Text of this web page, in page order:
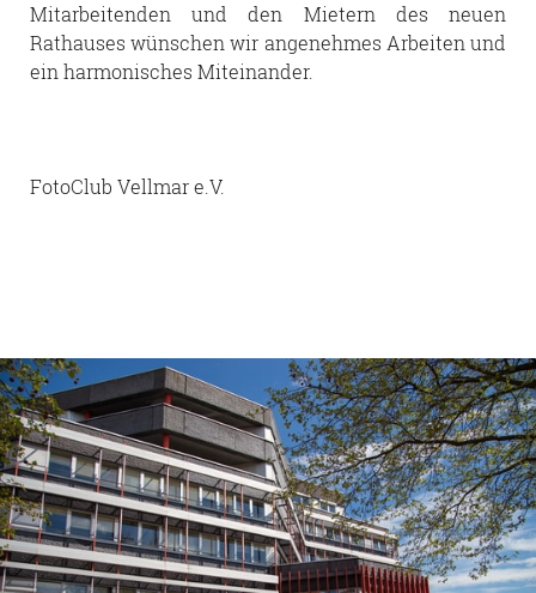
Mitarbeitenden und den Mietern des neuen
Rathauses wünschen wir angenehmes Arbeiten und
ein harmonisches Miteinander.
FotoClub Vellmar e.V.